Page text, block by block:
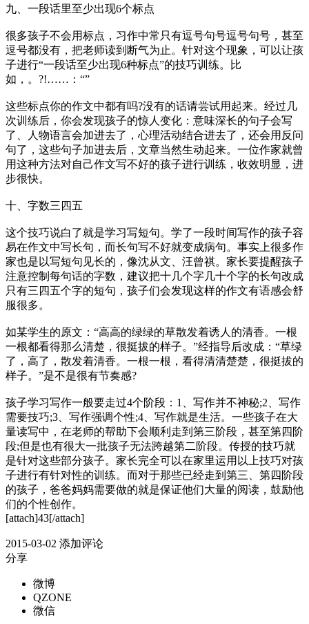
九、一段话里至少出现6个标点
很多孩子不会用标点，习作中常只有逗号句号逗号句号，甚至
逗号都没有，把老师读到断气为止。针对这个现象，可以让孩
子进行“一段话至少出现6种标点”的技巧训练。比
如，。?!……：“”
这些标点你的作文中都有吗?没有的话请尝试用起来。经过几
次训练后，你会发现孩子的惊人变化：意味深长的句子会写
了、人物语言会加进去了，心理活动结合进去了，还会用反问
句了，这些句子加进去后，文章当然生动起来。一位作家就曾
用这种方法对自己作文写不好的孩子进行训练，收效明显，进
步很快。
十、字数三四五
这个技巧说白了就是学习写短句。学了一段时间写作的孩子容
易在作文中写长句，而长句写不好就变成病句。事实上很多作
家也是以写短句见长的，像沈从文、汪曾祺。家长要提醒孩子
注意控制每句话的字数，建议把十几个字几十个字的长句改成
只有三四五个字的短句，孩子们会发现这样的作文有语感会舒
服很多。
如某学生的原文：“高高的绿绿的草散发着诱人的清香。一根
一根都看得那么清楚，很挺拔的样子。”经指导后改成：“草绿
了，高了，散发着清香。一根一根，看得清清楚楚，很挺拔的
样子。”是不是很有节奏感?
孩子学习写作一般要走过4个阶段：1、写作并不神秘;2、写作
需要技巧;3、写作强调个性;4、写作就是生活。一些孩子在大
量读写中，在老师的帮助下会顺利走到第三阶段，甚至第四阶
段;但是也有很大一批孩子无法跨越第二阶段。传授的技巧就
是针对这些部分孩子。家长完全可以在家里运用以上技巧对孩
子进行有针对性的训练。而对于那些已经走到第三、第四阶段
的孩子，爸爸妈妈需要做的就是保证他们大量的阅读，鼓励他
们的个性创作。
[attach]43[/attach]
2015-03-02 添加评论
分享
微博
QZONE
微信